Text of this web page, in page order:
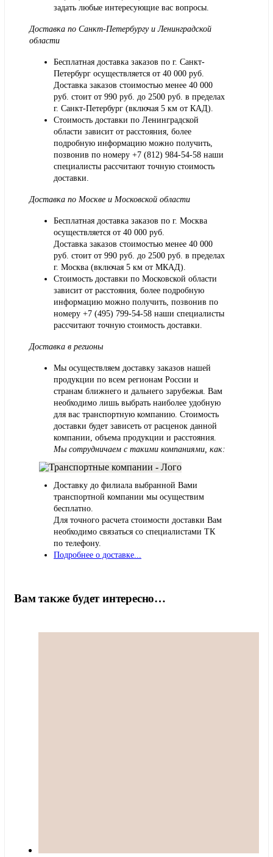
задать любые интересующие вас вопросы.
Доставка по Санкт-Петербургу и Ленинградской
области
Бесплатная доставка заказов по г. Санкт-
Петербург осуществляется от 40 000 руб.
Доставка заказов стоимостью менее 40 000
руб. стоит от 990 руб. до 2500 руб. в пределах
г. Санкт-Петербург (включая 5 км от КАД).
Стоимость доставки по Ленинградской
области зависит от расстояния, более
подробную информацию можно получить,
позвонив по номеру +7 (812) 984-54-58 наши
специалисты рассчитают точную стоимость
доставки.
Доставка по Москве и Московской области
Бесплатная доставка заказов по г. Москва
осуществляется от 40 000 руб.
Доставка заказов стоимостью менее 40 000
руб. стоит от 990 руб. до 2500 руб. в пределах
г. Москва (включая 5 км от МКАД).
Стоимость доставки по Московской области
зависит от расстояния, более подробную
информацию можно получить, позвонив по
номеру +7 (495) 799-54-58 наши специалисты
рассчитают точную стоимость доставки.
Доставка в регионы
Мы осуществляем доставку заказов нашей
продукции по всем регионам России и
странам ближнего и дальнего зарубежья. Вам
необходимо лишь выбрать наиболее удобную
для вас транспортную компанию. Стоимость
доставки будет зависеть от расценок данной
компании, объема продукции и расстояния.
Мы сотрудничаем с такими компаниями, как:
Доставку до филиала выбранной Вами
транспортной компании мы осуществим
бесплатно.
Для точного расчета стоимости доставки Вам
необходимо связаться со специалистами ТК
по телефону.
Подробнее о доставке...
Вам также будет интересно…